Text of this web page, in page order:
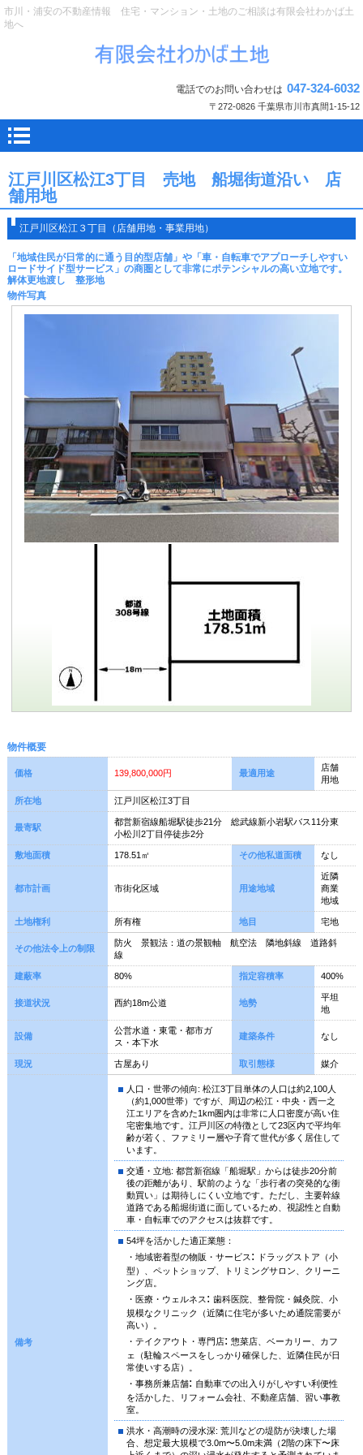
市川・浦安の不動産情報 住宅・マンション・土地のご相談は有限会社わかば土
地へ
電話でのお問い合わせは 047-324-6032
〒272-0826 千葉県市川市真間1-15-12
江戸川区松江3丁目 売地 船堀街道沿い 店
舗用地
江戸川区松江３丁目（店舗用地・事業用地）
「地域住民が日常的に通う目的型店舗」や「車・自転車でアプローチしやすい
ロードサイド型サービス」の商圏として非常にポテンシャルの高い立地です。
解体更地渡し 整形地
物件写真
物件概要
価格 139,800,000円 最適用途
店舗
用地
所在地 江戸川区松江3丁目
最寄駅
都営新宿線船堀駅徒歩21分 総武線新小岩駅バス11分東
小松川2丁目停徒歩2分
敷地面積 178.51㎡ その他私道面積 なし
都市計画 市街化区域 用途地域
近隣
商業
地域
土地権利 所有権 地目 宅地
その他法令上の制限
防火 景観法：道の景観軸 航空法 隣地斜線 道路斜
線
建蔽率 80% 指定容積率 400%
接道状況 西約18m公道 地勢
平坦
地
設備
公営水道・東電・都市ガ
ス・本下水
建築条件 なし
現況 古屋あり 取引態様 媒介
備考
人口・世帯の傾向: 松江3丁目単体の人口は約2,100人
（約1,000世帯）ですが、周辺の松江・中央・西一之
江エリアを含めた1km圏内は非常に人口密度が高い住
宅密集地です。江戸川区の特徴として23区内で平均年
齢が若く、ファミリー層や子育て世代が多く居住して
います。
交通・立地: 都営新宿線「船堀駅」からは徒歩20分前
後の距離があり、駅前のような「歩行者の突発的な衝
動買い」は期待しにくい立地です。ただし、主要幹線
道路である船堀街道に面しているため、視認性と自動
車・自転車でのアクセスは抜群です。
54坪を活かした適正業態：
・地域密着型の物販・サービス :
ドラッグストア（小
型）、ペットショップ、トリミングサロン、クリーニ
ング店。
・医療・ウェルネス : 歯科医院、整骨院・鍼灸院、小
規模なクリニック（近隣に住宅が多いため通院需要が
高い）。
・テイクアウト・専門店: 惣菜店、ベーカリー、カフ
ェ（駐輪スペースをしっかり確保した、近隣住民が日
常使いする店）。
・事務所兼店舗: 自動車での出入りがしやすい利便性
を活かした、リフォーム会社、不動産店舗、習い事教
室。
洪水・高潮時の浸水深: 荒川などの堤防が決壊した場
合、想定最大規模で3.0m〜5.0m未満（2階の床下〜床